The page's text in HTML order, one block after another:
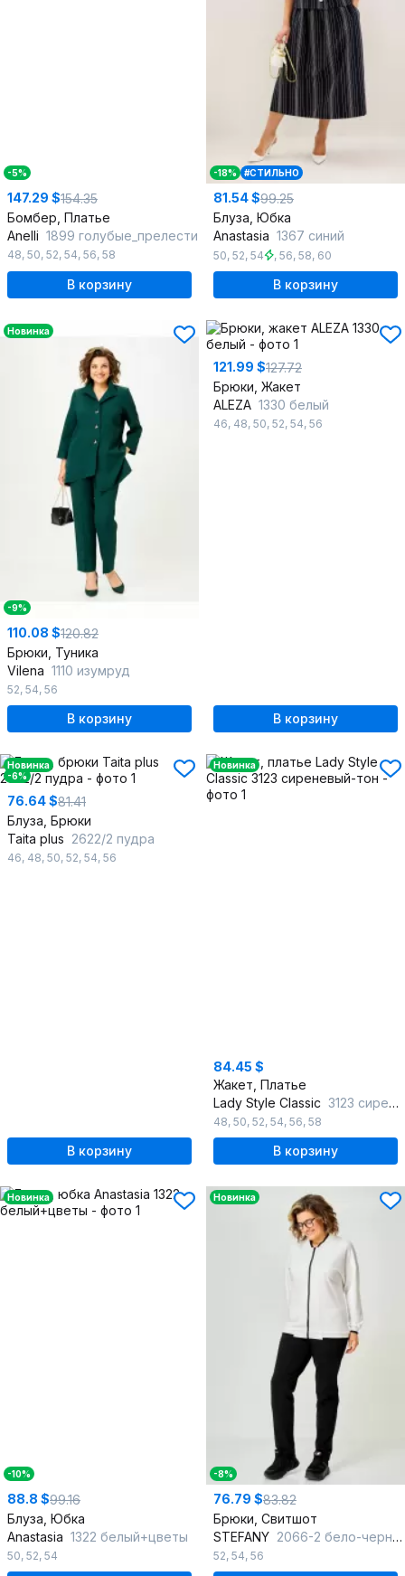
-5%
147.29 $154.35
Бомбер, Платье
Anelli 1899 голубые_прелести
48, 50, 52, 54, 56, 58
В корзину
-18% #СТИЛЬНО
81.54 $99.25
Блуза, Юбка
Anastasia 1367 синий
50, 52, 54 , 56, 58, 60
В корзину
Новинка
-9%
110.08 $120.82
Брюки, Туника
Vilena 1110 изумруд
52, 54, 56
В корзину
121.99 $127.72
Брюки, Жакет
ALEZA 1330 белый
46, 48, 50, 52, 54, 56
В корзину
Новинка
-6%
76.64 $81.41
Блуза, Брюки
Taita plus 2622/2 пудра
46, 48, 50, 52, 54, 56
В корзину
Новинка
84.45 $
Жакет, Платье
Lady Style Classic 3123 сиреневый-тон
48, 50, 52, 54, 56, 58
В корзину
Новинка
-10%
88.8 $99.16
Блуза, Юбка
Anastasia 1322 белый+цветы
50, 52, 54
Новинка
-8%
76.79 $83.82
Брюки, Свитшот
STEFANY 2066-2 бело-черный
52, 54, 56